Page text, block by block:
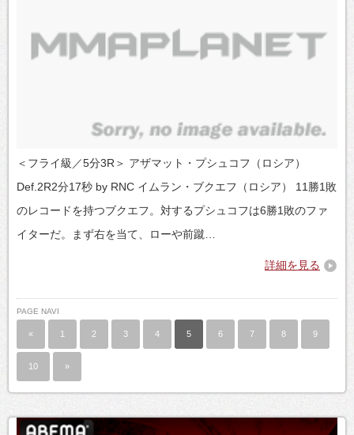
＜フライ級／5分3R＞ アザマット・プシュコフ（ロシア）
Def.2R2分17秒 by RNC イムラン・ブクエフ（ロシア） 11勝1敗
のレコードを持つブクエフ。対するプシュコフは6勝1敗のファ
イターだ。まず右を当て、ローや前蹴…
詳細を見る
PAGE NAVI
« 1 2 3 4 5 6 7 8 9
10 »